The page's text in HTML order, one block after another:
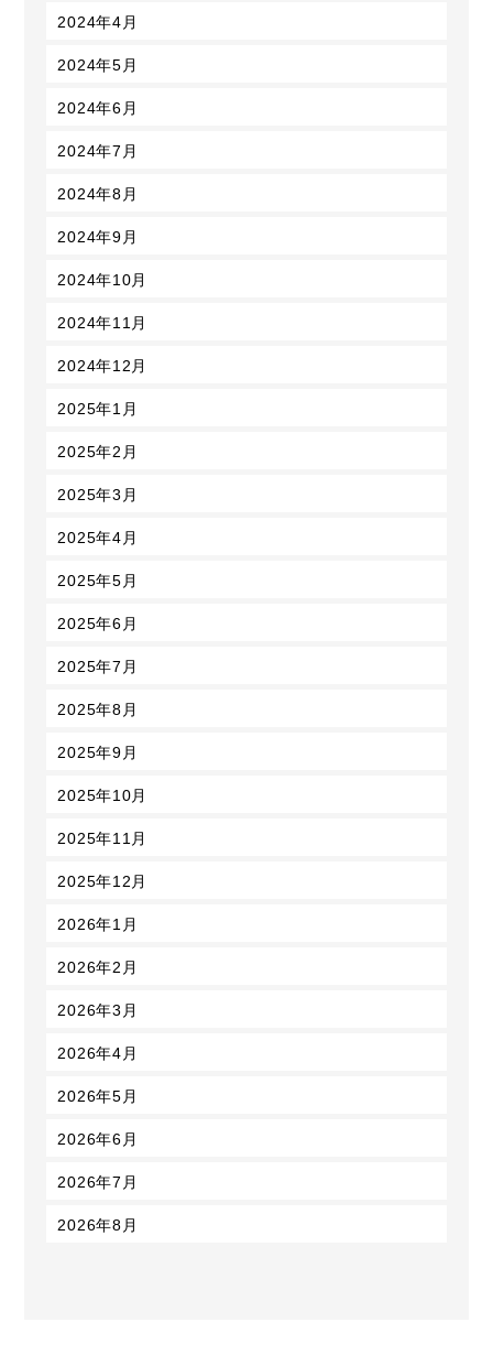
2024年4月
2024年5月
2024年6月
2024年7月
2024年8月
2024年9月
2024年10月
2024年11月
2024年12月
2025年1月
2025年2月
2025年3月
2025年4月
2025年5月
2025年6月
2025年7月
2025年8月
2025年9月
2025年10月
2025年11月
2025年12月
2026年1月
2026年2月
2026年3月
2026年4月
2026年5月
2026年6月
2026年7月
2026年8月